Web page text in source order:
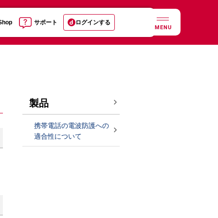
サポート ログインする
MENU
製品
携帯電話の電波防護への
適合性について